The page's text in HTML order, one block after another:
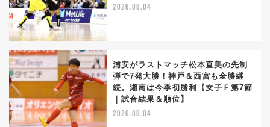
2026.08.04
浦安がラストマッチ松本直美の先制
弾で7発大勝！神戸＆西宮も全勝継
続。湘南は今季初勝利【女子Ｆ第7節
｜試合結果＆順位】
2026.08.04